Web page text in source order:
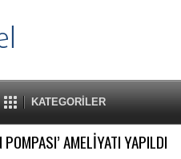
KATEGORİLER
POMPASI’ AMELİYATI YAPILDI